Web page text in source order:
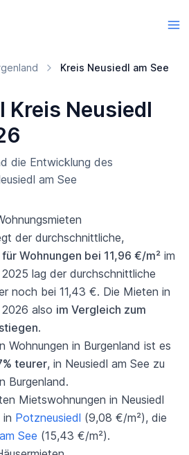
Kreis Neusiedl am See
Kreis Neusiedl
die Entwicklung des
am See
der durchschnittliche,
Wohnungen bei 11,96 €/m² im
lag der durchschnittliche
noch bei 11,43 €. Die Mieten in
also im Vergleich zum
.
Wohnungen in Burgenland ist es
teurer, in Neusiedl am See zu
Burgenland.
Mietswohnungen in Neusiedl
Potzneusiedl (9,08 €/m²), die
See (15,43 €/m²).